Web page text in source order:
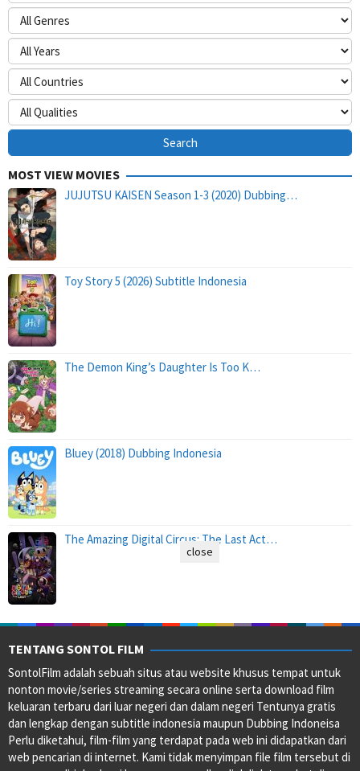
MOST VIEW MOVIES
JUJUTSU KAISEN Season 1-3 (2020) Dubbing…
Toy Story 5 (2026) Subtitle Indonesia
The Demon King’s Daughter Is Too K…
Bluey (2018) Dubbing Indonesia
The Amazing Digital Circus: The Last Act…
TENTANG SONTOL FILM
SontolFilm adalah sebuah situs atau website khusus tempat untuk
nonton movie/series streaming secara online serta download film
keluaran terbaru dari luar negeri dan dalam negeri Tentunya gratis
dan lengkap dengan subtitle indonesia maupun Dubbing Indoneisa
Perlu diketahui, film-film yang terdapat pada web ini didapatkan dari
web pencarian di internet. Kami tidak menyimpan file film tersebut di
close